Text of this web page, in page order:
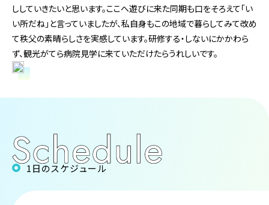
ししていきたいと思います。ここへ遊びに来た同期も口をそろえて「い
い所だね」と言っていましたが、私自身もこの地域で暮らしてみて改め
て秩父の素晴らしさを実感しています。研修する・しないにかかわら
ず、観光がてら病院見学に来ていただけたらうれしいです。
1日のスケジュール